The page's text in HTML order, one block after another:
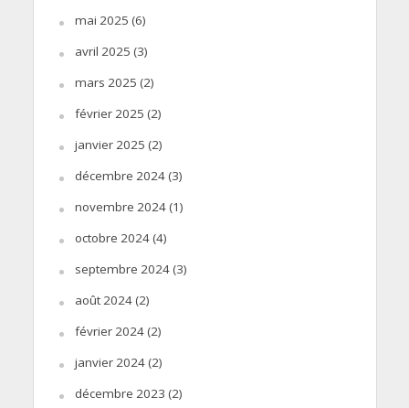
mai 2025 (6)
avril 2025 (3)
mars 2025 (2)
février 2025 (2)
janvier 2025 (2)
décembre 2024(3)
novembre 2024(1)
octobre 2024(4)
septembre 2024(3)
août 2024(2)
février 2024(2)
janvier 2024(2)
décembre 2023 (2)